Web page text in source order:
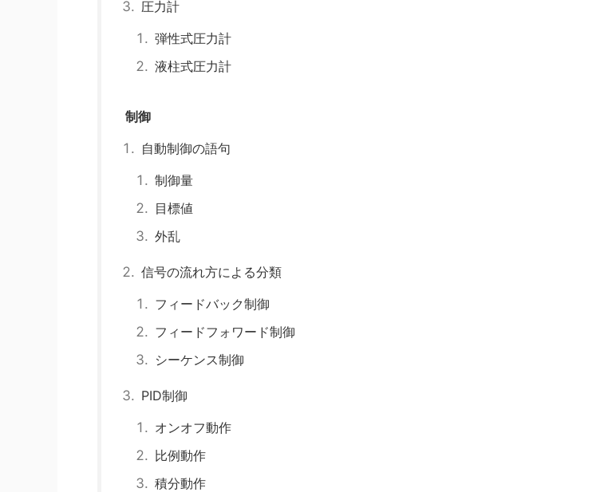
圧力計
弾性式圧力計
液柱式圧力計
制御
自動制御の語句
制御量
目標値
外乱
信号の流れ方による分類
フィードバック制御
フィードフォワード制御
シーケンス制御
PID制御
オンオフ動作
比例動作
積分動作